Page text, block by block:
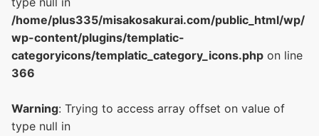
/home/plus335/misakosakurai.com/public_html/wp/
wp-content/plugins/templatic-
categoryicons/templatic_category_icons.php on line
366
Warning: Trying to access array offset on value of
type null in